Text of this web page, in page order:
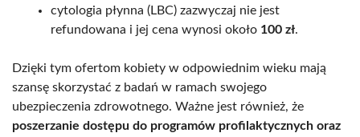
cytologia płynna (LBC) zazwyczaj nie jest
refundowana i jej cena wynosi około 100 zł.
Dzięki tym ofertom kobiety w odpowiednim wieku mają
szansę skorzystać z badań w ramach swojego
ubezpieczenia zdrowotnego. Ważne jest również, że
poszerzanie dostępu do programów profilaktycznych oraz